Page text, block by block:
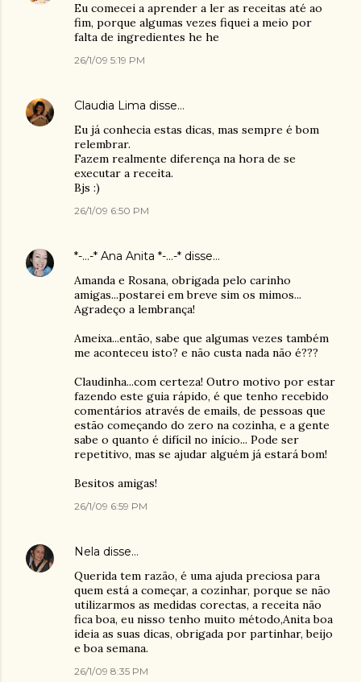
Eu comecei a aprender a ler as receitas até ao
fim, porque algumas vezes fiquei a meio por
falta de ingredientes he he
26/1/09 5:19 PM
Claudia Lima disse…
Eu já conhecia estas dicas, mas sempre é bom
relembrar.
Fazem realmente diferença na hora de se
executar a receita.
Bjs :)
26/1/09 6:50 PM
*-...-* Ana Anita *-...-* disse…
Amanda e Rosana, obrigada pelo carinho
amigas...postarei em breve sim os mimos...
Agradeço a lembrança!
Ameixa...então, sabe que algumas vezes também
me aconteceu isto? e não custa nada não é???
Claudinha...com certeza! Outro motivo por estar
fazendo este guia rápido, é que tenho recebido
comentários através de emails, de pessoas que
estão começando do zero na cozinha, e a gente
sabe o quanto é difícil no início... Pode ser
repetitivo, mas se ajudar alguém já estará bom!
Besitos amigas!
26/1/09 6:59 PM
Nela disse…
Querida tem razão, é uma ajuda preciosa para
quem está a começar, a cozinhar, porque se não
utilizarmos as medidas corectas, a receita não
fica boa, eu nisso tenho muito método,Anita boa
ideia as suas dicas, obrigada por partinhar, beijo
e boa semana.
26/1/09 8:35 PM